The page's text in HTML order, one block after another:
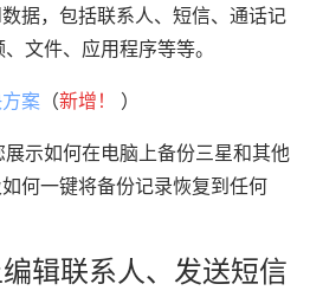
据，包括联系人、短信、通话记
文件、应用程序等等。
案 （新增！
）
示如何在电脑上备份三星和其他
何一键将备份记录恢复到任何
辑联系人、发送短信